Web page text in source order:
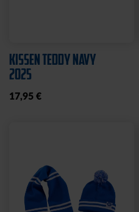
KISSEN TEDDY NAVY
2025
17,95 €